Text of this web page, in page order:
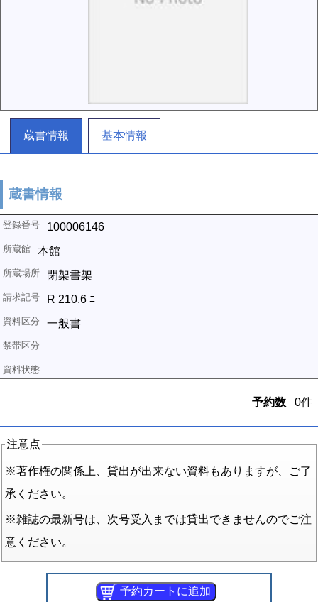
蔵書情報 基本情報
蔵書情報
100006146
本館
閉架書架
R 210.6 ﾆ
一般書
予約数 0件
注意点
※著作権の関係上、貸出が出来ない資料もありますが、ご了
承ください。
※雑誌の最新号は、次号受入までは貸出できませんのでご注
意ください。